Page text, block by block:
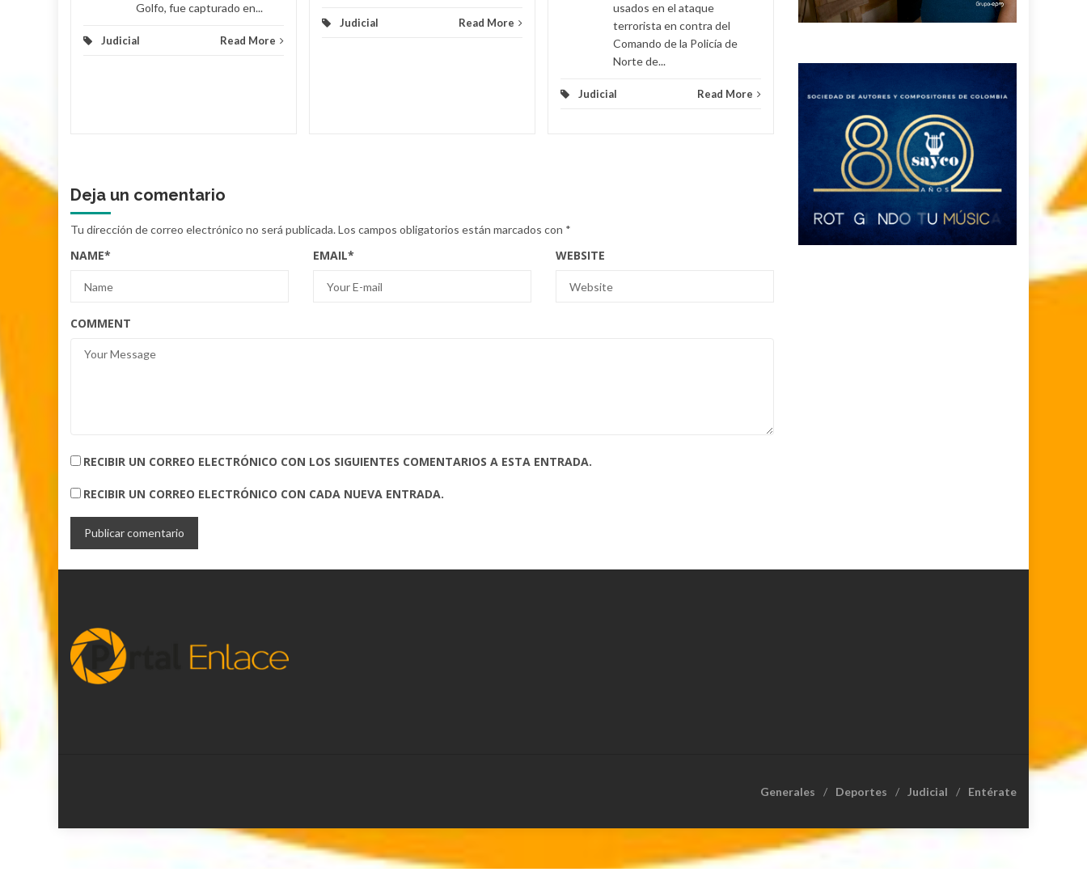
Golfo, fue capturado en...
Judicial Read More
Judicial Read More
usados en el ataque
terrorista en contra del
Comando de la Policía de
Norte de...
Judicial Read More
Deja un comentario
Tu dirección de correo electrónico no será publicada.Los campos obligatorios están marcados con *
NAME* EMAIL* WEBSITE
COMMENT
RECIBIR UN CORREO ELECTRÓNICO CON LOS SIGUIENTES COMENTARIOS A ESTA ENTRADA.
RECIBIR UN CORREO ELECTRÓNICO CON CADA NUEVA ENTRADA.
Generales Deportes Judicial Entérate